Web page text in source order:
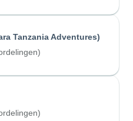
Tanzania Adventures)